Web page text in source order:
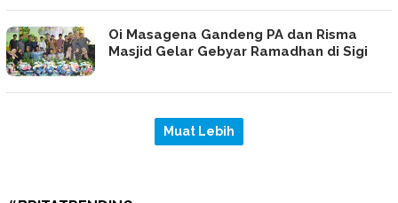
Oi Masagena Gandeng PA dan Risma
Masjid Gelar Gebyar Ramadhan di Sigi